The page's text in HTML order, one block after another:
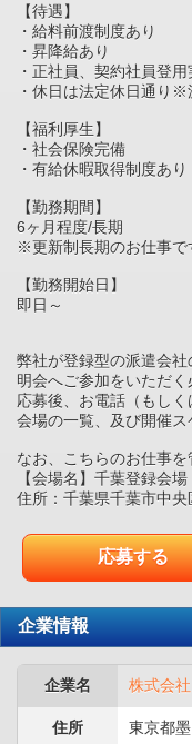
【待遇】
・給料前渡制度あり
・昇降給あり
・正社員、契約社員登用
・休日は法定休日通り
【福利厚生】
・社会保険完備
・有給休暇取得制度あり
【勤務期間】
6ヶ月程度/長期
※更新制長期のお仕事で
【勤務開始日】
即日～
弊社が登録型の派遣会
明会へご参加をいただく
応募後、お電話（もし
会場の一覧、及び開催ス
なお、こちらのお仕事を
【会場名】千葉登録会場
住所：千葉県千葉市中
応募する
企業情報
企業名 株式会
住所 東京都